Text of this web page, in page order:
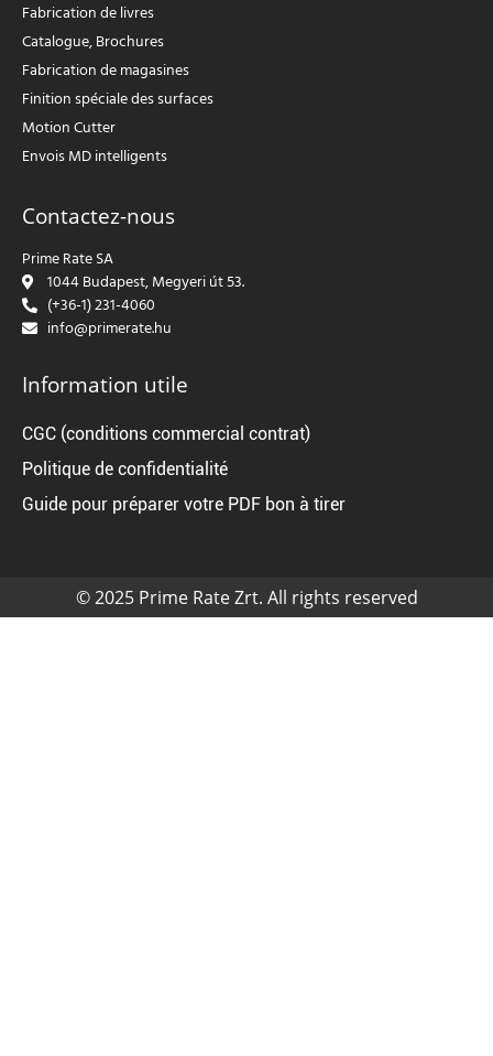
Fabrication de livres
Catalogue, Brochures
Fabrication de magasines
Finition spéciale des surfaces
Motion Cutter
Envois MD intelligents
Contactez-nous
Prime Rate SA
1044 Budapest, Megyeri út 53.
(+36-1) 231-4060
info@primerate.hu
Information utile
CGC (conditions commercial contrat)
Politique de confidentialité
Guide pour préparer votre PDF bon à tirer
© 2025 Prime Rate Zrt. All rights reserved